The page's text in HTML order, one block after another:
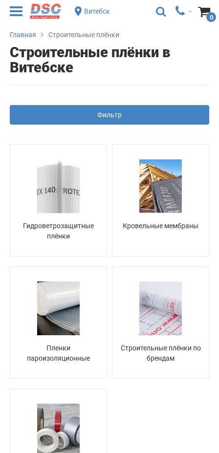
Витебск
0
Главная Строительные плёнки
Строительные плёнки в
Витебске
Фильтр
Гидроветрозащитные
плёнки
Кровельные мембраны
Пленки
пароизоляционные
Строительные плёнки по
брендам